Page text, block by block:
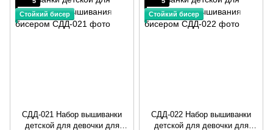
Стойкий бисер
СДД-021 Набор вышиванки
детской для девочки для
Стойкий бисер
СДД-022 Набор вышиванки
детской для девочки для